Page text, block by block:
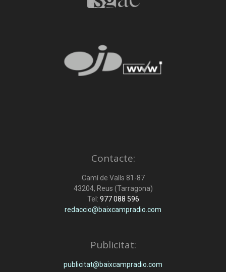
Contacte:
Camí de Valls 81-87
43204, Reus (Tarragona)
Tel: 977 088 596
redaccio@baixcampradio.com
Publicitat:
publicitat@baixcampradio.com